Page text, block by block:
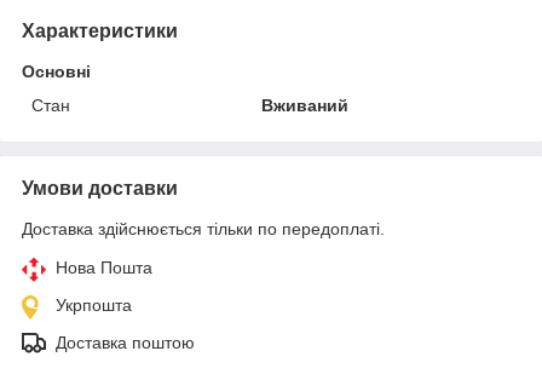
Характеристики
Основні
Стан
Вживаний
Умови доставки
Доставка здійснюється тільки по передоплаті.
Нова Пошта
Укрпошта
Доставка поштою